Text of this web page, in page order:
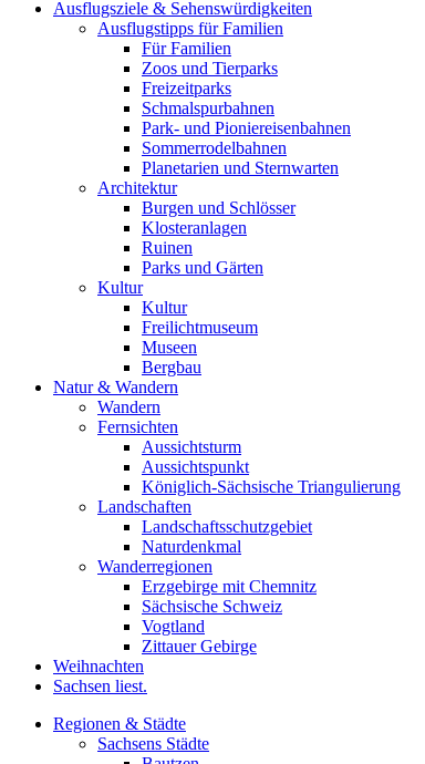
Ausflugsziele & Sehenswürdigkeiten
Ausflugstipps für Familien
Für Familien
Zoos und Tierparks
Freizeitparks
Schmalspurbahnen
Park- und Pioniereisenbahnen
Sommerrodelbahnen
Planetarien und Sternwarten
Architektur
Burgen und Schlösser
Klosteranlagen
Ruinen
Parks und Gärten
Kultur
Kultur
Freilichtmuseum
Museen
Bergbau
Natur & Wandern
Wandern
Fernsichten
Aussichtsturm
Aussichtspunkt
Königlich-Sächsische Triangulierung
Landschaften
Landschaftsschutzgebiet
Naturdenkmal
Wanderregionen
Erzgebirge mit Chemnitz
Sächsische Schweiz
Vogtland
Zittauer Gebirge
Weihnachten
Sachsen liest.
Regionen & Städte
Sachsens Städte